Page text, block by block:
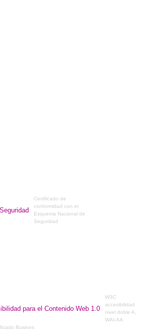
Certificado de
conformidad con el
Esquema Nacional de
Seguridad
W3C
accesibilidad
nivel doble A,
WAI-AA
Busines